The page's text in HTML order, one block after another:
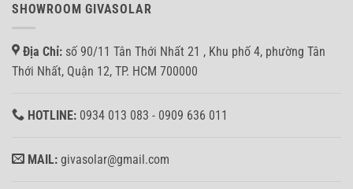
SHOWROOM GIVASOLAR
Địa Chỉ: số 90/11 Tân Thới Nhất 21 , Khu phố 4, phường Tân
Thới Nhất, Quận 12, TP. HCM 700000
HOTLINE: 0934 013 083 - 0909 636 011
MAIL: givasolar@gmail.com